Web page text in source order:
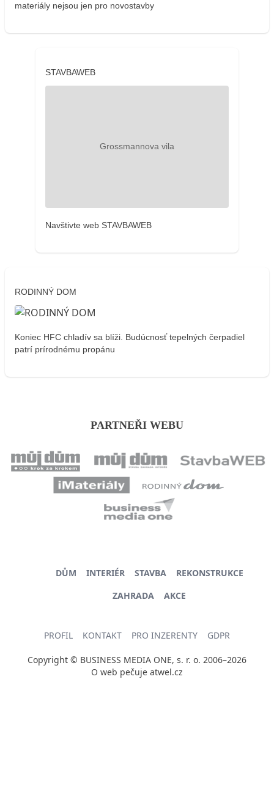
materiály nejsou jen pro novostavby
STAVBAWEB
Navštivte web STAVBAWEB
RODINNÝ DOM
Koniec HFC chladív sa blíži. Budúcnosť tepelných čerpadiel
patrí prírodnému propánu
PARTNEŘI WEBU
DŮM INTERIÉR STAVBA
REKONSTRUKCE
ZAHRADA
AKCE
PROFIL KONTAKT PRO INZERENTY GDPR
Copyright © BUSINESS MEDIA ONE, s. r. o. 2006–2026